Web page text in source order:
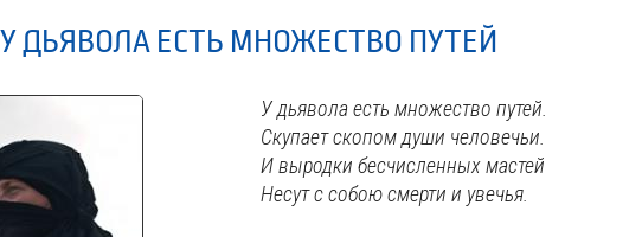
У ДЬЯВОЛА ЕСТЬ МНОЖЕСТВО ПУТЕЙ
У дьявола есть множество путей.
Скупает скопом души человечьи.
И выродки бесчисленных мастей
Несут с собою смерти и увечья.